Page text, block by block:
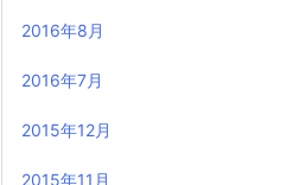
2016年8月
2016年7月
2015年12月
2015年11月